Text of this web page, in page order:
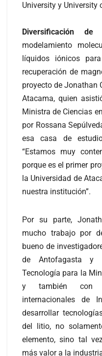
University y University
Diversificación
modelamiento
líquidos iónicos
recuperación de
proyecto de Jonathan
Atacama, quien
Ministra de Ciencias
por Rossana
esa casa de
“Estamos muy
porque es el primer
la Universidad de
nuestra institución”.
Por su parte,
mucho trabajo por
bueno de
de Antofagasta y
Tecnología para la
y también con
internacionales de
desarrollar
del litio, no
elemento, sino tal
más valor a la